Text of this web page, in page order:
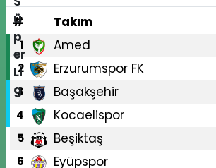
#
Takım
1 Amed
2 Erzurumspor FK
3 Başakşehir
4 Kocaelispor
5 Beşiktaş
6 Eyüpspor